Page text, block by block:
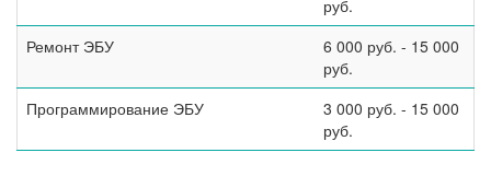
руб.
Ремонт ЭБУ
6 000 руб. - 15 000
руб.
Программирование ЭБУ
3 000 руб. - 15 000
руб.